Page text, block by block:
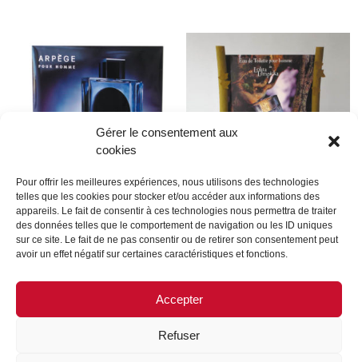
Gérer le consentement aux
cookies
Pour offrir les meilleures expériences, nous utilisons des technologies
telles que les cookies pour stocker et/ou accéder aux informations des
appareils. Le fait de consentir à ces technologies nous permettra de traiter
des données telles que le comportement de navigation ou les ID uniques
sur ce site. Le fait de ne pas consentir ou de retirer son consentement peut
avoir un effet négatif sur certaines caractéristiques et fonctions.
Accepter
Refuser
Lanvin
Lire la suite
lolita lempcika
Lire la suite